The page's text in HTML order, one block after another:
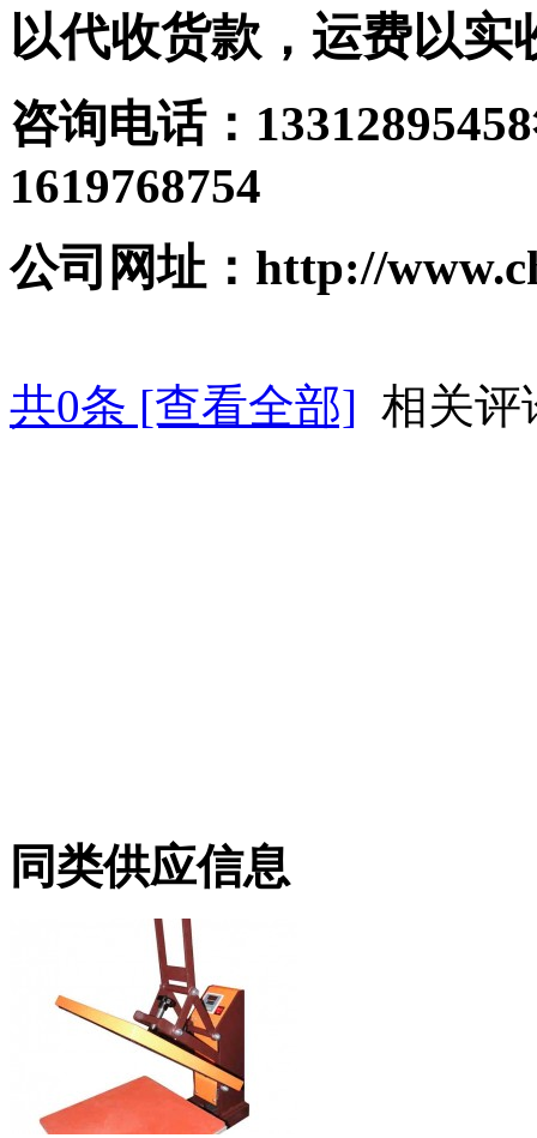
以代收货款，运费以实
咨询电话：13312895458
1619768754
公司网址：http://
共0条 [查看全部] 相关评
同类供应信息